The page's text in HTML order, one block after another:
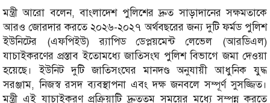
মন্ত্রী আরো বলেন, বাংলাদেশ পুলিশের দ্রুত সাড়াদানের সক্ষমতাকে
আরও জোরদার করতে ২০২৬-২০২৭ অর্থবছরের জন্য দুটি ফর্মড পুলিশ
ইউনিটের (এফপিইউ) র‌্যাপিড ডেপ্লয়মেন্ট লেভেল (আরডিএল)
যাচাইকরণের প্রস্তাব ইতোমধ্যে জাতিসংঘ পুলিশ বিভাগে জমা দেওয়া
হয়েছে। ইউনিট দুটি জাতিসংঘের মানদণ্ড অনুযায়ী আধুনিক যুদ্ধ
সরঞ্জাম, নিজস্ব রসদ ব্যবস্থাপনা এবং দক্ষ জনবলে সম্পূর্ণ সুসজ্জিত।
মন্ত্রী এই যাচাইকরণ প্রক্রিয়াটি দ্রুততম সময়ের মধ্যে সম্পন্ন করতে